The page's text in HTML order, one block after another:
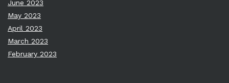
June 2023
May 2023
April 2023
March 2023
February 2023